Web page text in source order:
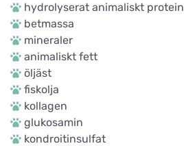
hydrolyserat animaliskt protein
betmassa
mineraler
animaliskt fett
öljäst
fiskolja
kollagen
glukosamin
kondroitinsulfat